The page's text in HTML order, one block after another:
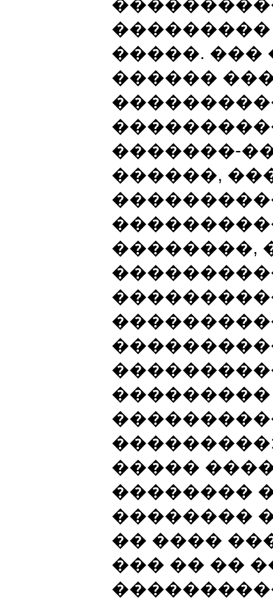
�����. ���
������
�������-
������,
��������,
�����
��������
��������
�� ����
��� �� ��